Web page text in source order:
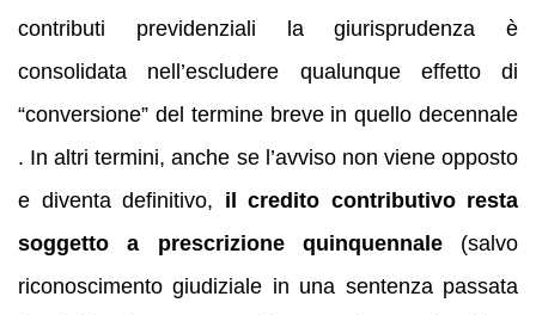
contributi previdenziali la giurisprudenza è
consolidata nell’escludere qualunque effetto di
“conversione” del termine breve in quello decennale
. In altri termini, anche se l’avviso non viene opposto
e diventa definitivo, il credito contributivo resta
soggetto a prescrizione quinquennale(salvo
riconoscimento giudiziale in una sentenza passata